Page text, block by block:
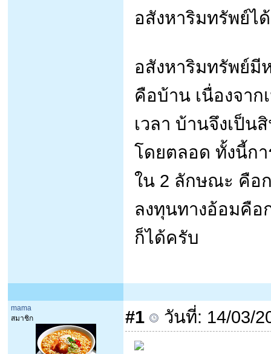
อสังหาริมทรัพย์ไ
อสังหาริมทรัพย์
คือบ้าน เนื่องจา
เวลา บ้านจึงเป็
โดยตลอด ทั้งนี้ก
ใน 2 ลักษณะ คือ
ลงทุนทางอ้อมคือ
ก็ได้ครับ
mama
สมาชิก
#1 วันที่: 14/03/